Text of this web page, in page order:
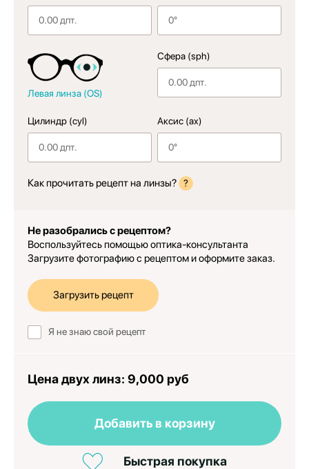
Левая линза (OS)
Сфера (sph)
Цилиндр (cyl) Аксис (ax)
Как прочитать рецепт на линзы? ?
Не разобрались с рецептом?
Воспользуйтесь помощью оптика-консультанта
Загрузите фотографию с рецептом и оформите заказ.
Загрузить рецепт
Я не знаю свой рецепт
Цена двух линз: 9,000 руб
Добавить в корзину
Быстрая покупка